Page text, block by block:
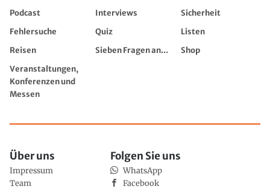
Podcast
Interviews
Sicherheit
Fehlersuche
Quiz
Listen
Reisen
Sieben Fragen an...
Shop
Veranstaltungen,
Konferenzen und
Messen
Über uns
Impressum
Team
Folgen Sie uns
WhatsApp
Facebook